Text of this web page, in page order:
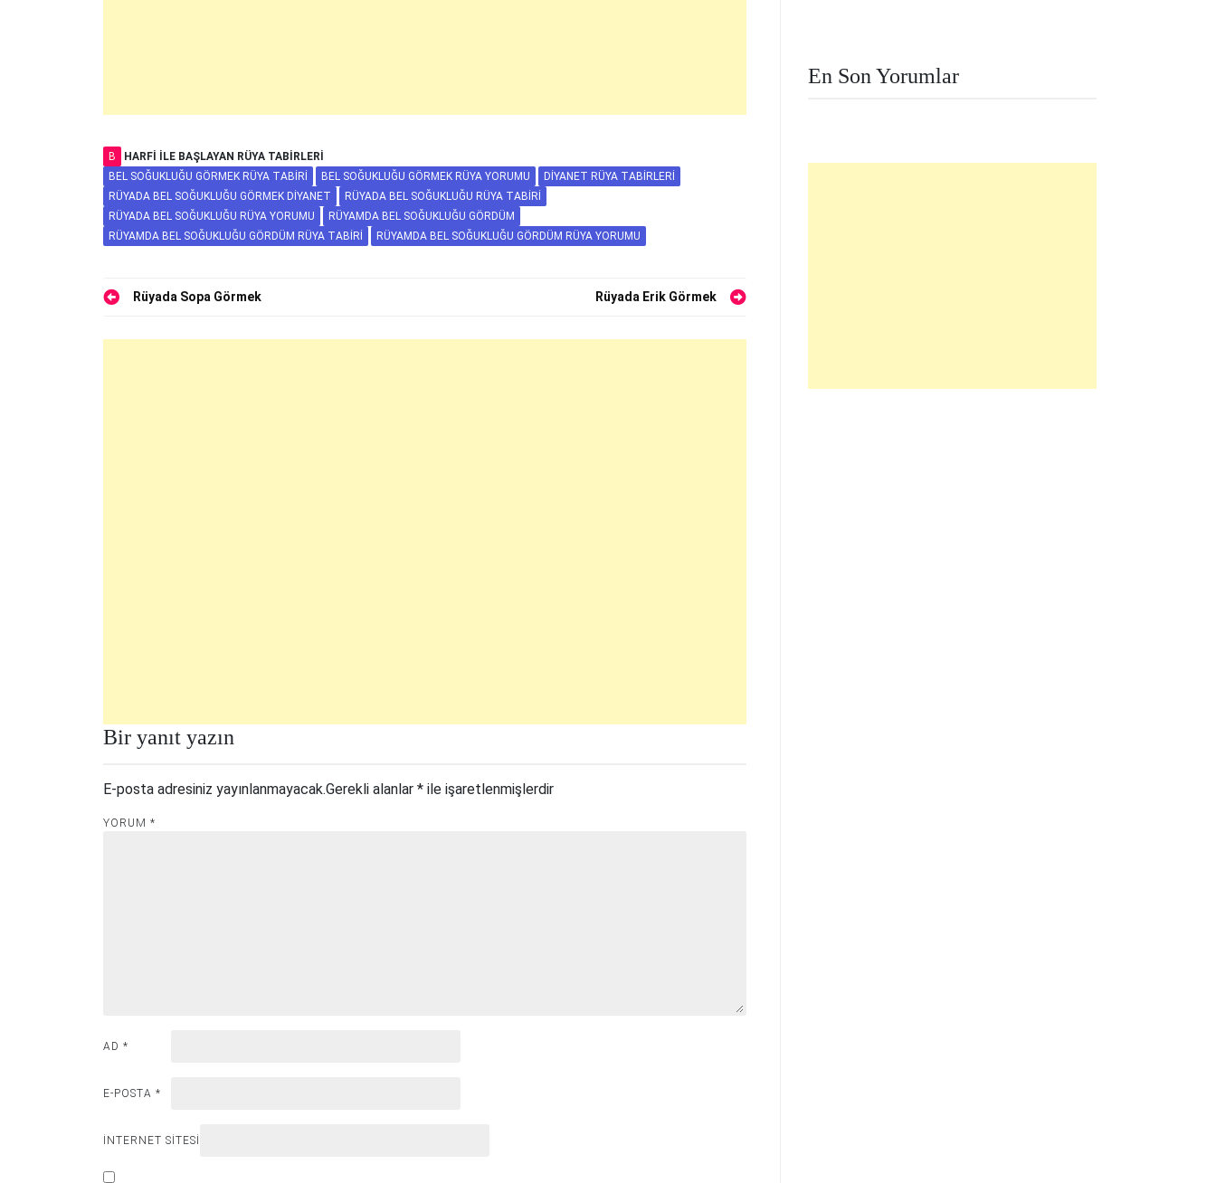
B
HARFI ILE BAŞLAYAN RÜYA TABIRLERI
BEL SOĞUKLUĞU GÖRMEK RÜYA TABIRI
BEL SOĞUKLUĞU GÖRMEK RÜYA YORUMU
DIYANET RÜYA TABIRLERI
RÜYADA BEL SOĞUKLUĞU GÖRMEK DIYANET
RÜYADA BEL SOĞUKLUĞU RÜYA TABIRI
RÜYADA BEL SOĞUKLUĞU RÜYA YORUMU
RÜYAMDA BEL SOĞUKLUĞU GÖRDÜM
RÜYAMDA BEL SOĞUKLUĞU GÖRDÜM RÜYA TABIRI
RÜYAMDA BEL SOĞUKLUĞU GÖRDÜM RÜYA YORUMU
Yazı
gezinmesi
Rüyada Sopa Görmek Rüyada Erik Görmek
Bir yanıt yazın
E-posta adresiniz yayınlanmayacak.Gerekli alanlar * ile işaretlenmişlerdir
YORUM *
AD *
E-POSTA *
İNTERNET SITESI
En Son Yorumlar